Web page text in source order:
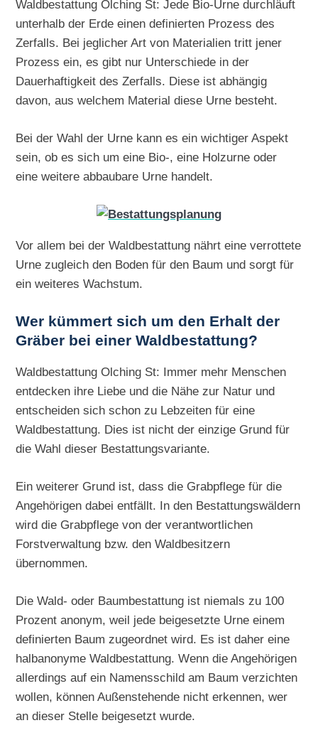
Waldbestattung Olching St: Jede Bio-Urne durchläuft
unterhalb der Erde einen definierten Prozess des
Zerfalls. Bei jeglicher Art von Materialien tritt jener
Prozess ein, es gibt nur Unterschiede in der
Dauerhaftigkeit des Zerfalls. Diese ist abhängig
davon, aus welchem Material diese Urne besteht.
Bei der Wahl der Urne kann es ein wichtiger Aspekt
sein, ob es sich um eine Bio-, eine Holzurne oder
eine weitere abbaubare Urne handelt.
Vor allem bei der Waldbestattung nährt eine verrottete
Urne zugleich den Boden für den Baum und sorgt für
ein weiteres Wachstum.
Wer kümmert sich um den Erhalt der
Gräber bei einer Waldbestattung?
Waldbestattung Olching St: Immer mehr Menschen
entdecken ihre Liebe und die Nähe zur Natur und
entscheiden sich schon zu Lebzeiten für eine
Waldbestattung. Dies ist nicht der einzige Grund für
die Wahl dieser Bestattungsvariante.
Ein weiterer Grund ist, dass die Grabpflege für die
Angehörigen dabei entfällt. In den Bestattungswäldern
wird die Grabpflege von der verantwortlichen
Forstverwaltung bzw. den Waldbesitzern
übernommen.
Die Wald- oder Baumbestattung ist niemals zu 100
Prozent anonym, weil jede beigesetzte Urne einem
definierten Baum zugeordnet wird. Es ist daher eine
halbanonyme Waldbestattung. Wenn die Angehörigen
allerdings auf ein Namensschild am Baum verzichten
wollen, können Außenstehende nicht erkennen, wer
an dieser Stelle beigesetzt wurde.